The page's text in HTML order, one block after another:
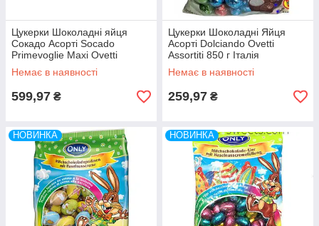
Цукерки Шоколадні яйця
Сокадо Асорті Socado
Primevoglie Maxi Ovetti
Assortiti 1000 г Італія
Немає в наявності
599,97 ₴
Цукерки Шоколадні Яйця
Асорті Dolciando Ovetti
Assortiti 850 г Італія
Немає в наявності
259,97 ₴
НОВИНКА НОВИНКА